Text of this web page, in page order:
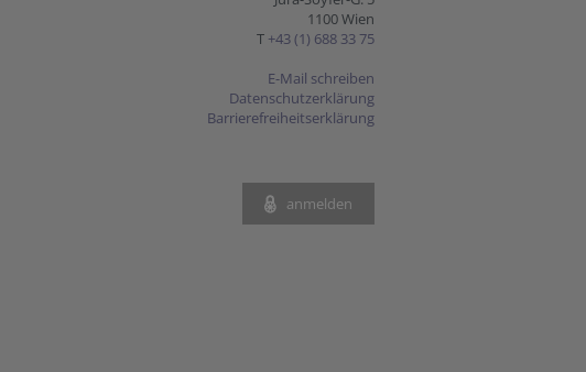
1100 Wien
T +43 (1) 688 33 75
E-Mail schreiben
Datenschutzerklärung
Barrierefreiheitserklärung
anmelden